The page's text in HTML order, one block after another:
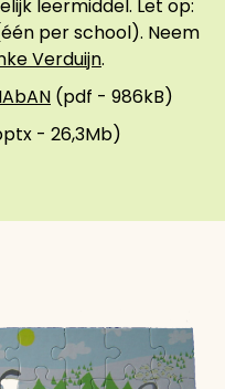
leermiddel. Let op:
per school). Neem
Verduijn.
(pdf - 986kB)
- 26,3Mb)